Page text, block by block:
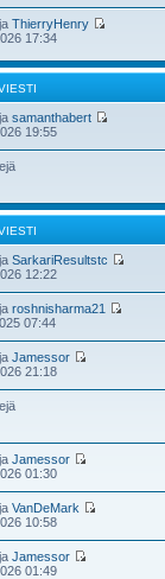
ThierryHenry
17:34
samanthabert
19:55
SarkariResultstc
12:22
roshnisharma21
07:44
Jamessor
21:18
Jamessor
01:30
VanDeMark
10:58
Jamessor
01:49